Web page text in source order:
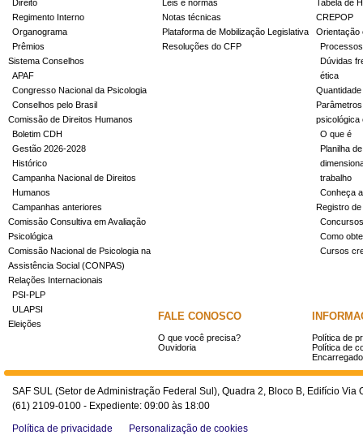
Direito
Regimento Interno
Organograma
Prêmios
Sistema Conselhos
APAF
Congresso Nacional da Psicologia
Conselhos pelo Brasil
Comissão de Direitos Humanos
Boletim CDH
Gestão 2026-2028
Histórico
Campanha Nacional de Direitos
Humanos
Campanhas anteriores
Comissão Consultiva em Avaliação
Psicológica
Comissão Nacional de Psicologia na
Assistência Social (CONPAS)
Relações Internacionais
PSI-PLP
ULAPSI
Eleições
Leis e normas
Notas técnicas
Plataforma de Mobilização Legislativa
Resoluções do CFP
Tabela de
CREPOP
Orientação
Dúvidas
ética
psicológica
O que é
Planilha
trabalho
Conheça
Registro
Concursos
Como
Cursos
FALE CONOSCO
O que você precisa?
Ouvidoria
Política de
Política de
SAF SUL (Setor de Administração Federal Sul), Quadra 2, Bloco B, Edifício
(61) 2109-0100 - Expediente: 09:00 às 18:00
Política de privacidade
Personalização de cookies